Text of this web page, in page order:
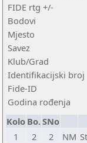
FIDE rtg +/-
Bodovi
Mjesto
Savez
Klub/Grad
Identifikacijski broj
Fide-ID
Godina rođenja
Kolo Bo.SNo
1
2 2 NM